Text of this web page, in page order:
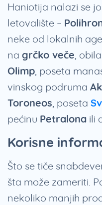
Haniotija nalazi se
letovalište –
neke od lokalnih
na grčko veče,
Olimp, poseta
vinskog podruma
Toroneos, poseta
pećinu Petralona ili
Korisne
Što se tiče
šta može zameriti.
nekoliko manjih